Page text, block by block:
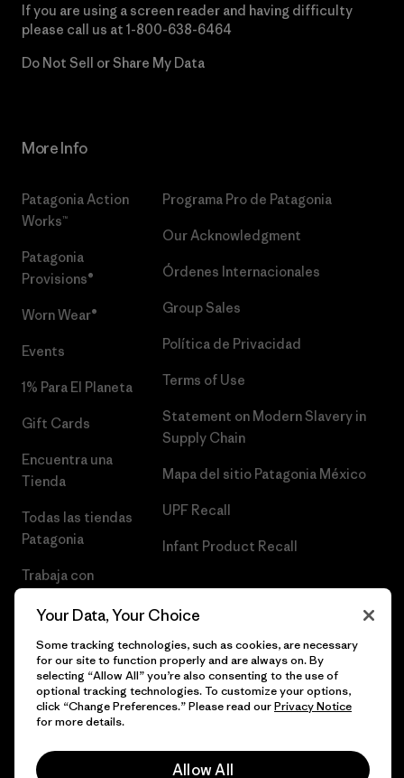
If you are using a screen reader and having difficulty
please call us at 1-800-638-6464
Do Not Sell or Share My Data
More Info
Patagonia Action
Works™
Patagonia
Provisions®
Worn Wear®
Events
1% Para El Planeta
Gift Cards
Encuentra una
Tienda
Todas las tiendas
Patagonia
Trabaja con
Programa Pro de Patagonia
Our Acknowledgment
Órdenes Internacionales
Group Sales
Política de Privacidad
Terms of Use
Statement on Modern Slavery in
Supply Chain
Mapa del sitio Patagonia México
UPF Recall
Infant Product Recall
© 2026 Patagonia, Inc. Todos los derechos reservados.
Your Data, Your Choice
Some tracking technologies, such as cookies, are necessary
for our site to function properly and are always on. By
selecting “Allow All” you’re also consenting to the use of
optional tracking technologies. To customize your options,
click “Change Preferences.” Please read ourPrivacy Notice
for more details.
Allow All